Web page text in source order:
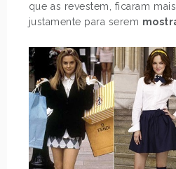
que as revestem, ficaram mais
justamente para serem